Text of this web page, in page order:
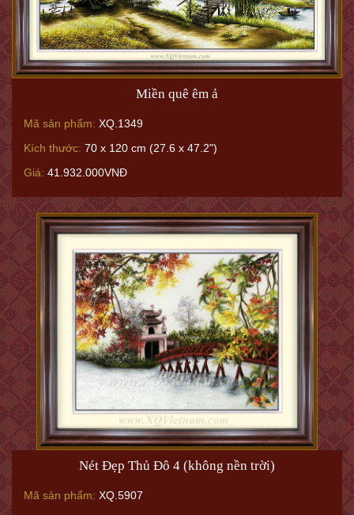
Miền quê êm ả
Mã sản phẩm: XQ.1349
Kích thước: 70 x 120 cm (27.6 x 47.2")
Giá: 41.932.000VNĐ
Nét Đẹp Thủ Đô 4 (không nền trời)
Mã sản phẩm: XQ.5907